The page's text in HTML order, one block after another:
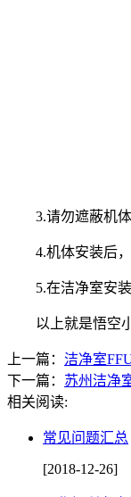
3.请勿遮蔽机体
4.机体安装后，
5.在洁净室安装
以上就是悟空小
上一篇： 洁净室
下一篇： 苏州洁净
相关阅读:
常见问题汇总
[2018-12-26]